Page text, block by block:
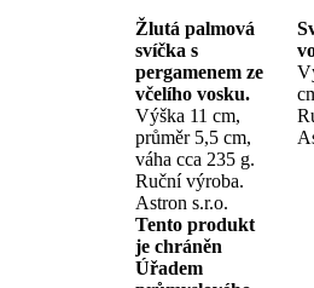
Žlutá palmová
svíčka s
pergamenem ze
včelího vosku.
Výška 11 cm,
průměr 5,5 cm,
váha cca 235 g.
Ruční výroba.
Astron s.r.o.
Tento produkt
je chráněn
Úřadem